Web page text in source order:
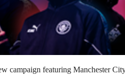
campaign featuring Manchester